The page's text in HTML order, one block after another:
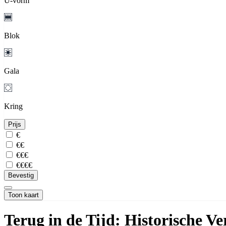
Blok
Gala
Kring
Prijs
€
€€
€€€
€€€€
Bevestig
Toon kaart
Terug in de Tijd: Historische